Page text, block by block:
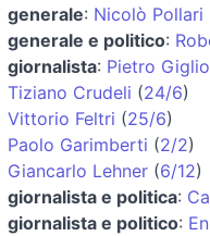
generale: Nicolò Pollari
generale e politico:
giornalista: Pietro Giglio
Tiziano Crudeli (24/6)
Vittorio Feltri (25/6)
Paolo Garimberti (2/2)
Giancarlo Lehner (6/12)
giornalista e politica:
giornalista e politico: